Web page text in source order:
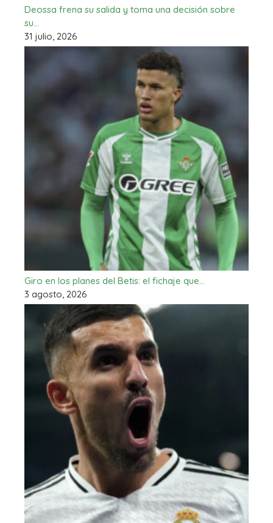
Deossa frena su salida y toma una decisión sobre
su…
31 julio, 2026
Giro en los planes del Betis: el fichaje que…
3 agosto, 2026